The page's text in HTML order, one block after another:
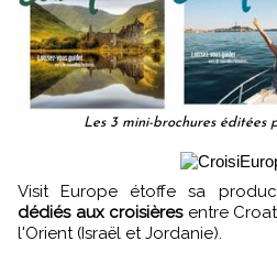
Les 3 mini-brochures éditées
Visit Europe étoffe sa
dédiés aux croisièresentre
l'Orient (Israël et Jordanie).